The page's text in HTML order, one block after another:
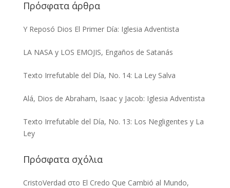
Πρόσφατα άρθρα
Y Reposó Dios El Primer Día: Iglesia Adventista
LA NASA y LOS EMOJIS, Engaños de Satanás
Texto Irrefutable del Día, No. 14: La Ley Salva
Alá, Dios de Abraham, Isaac y Jacob: Iglesia Adventista
Texto Irrefutable del Día, No. 13: Los Negligentes y La
Ley
Πρόσφατα σχόλια
CristoVerdad στο El Credo Que Cambió al Mundo,